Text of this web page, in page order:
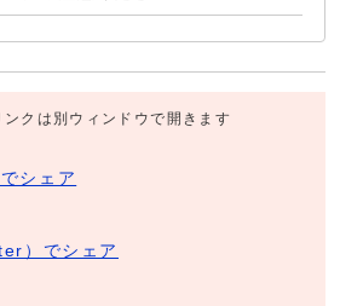
クは別ウィンドウで開きます
シェア
）でシェア